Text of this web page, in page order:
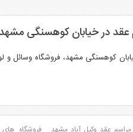
عقد در خیابان کوهسنگی
کوهسنگی مشهد، فروشگاه